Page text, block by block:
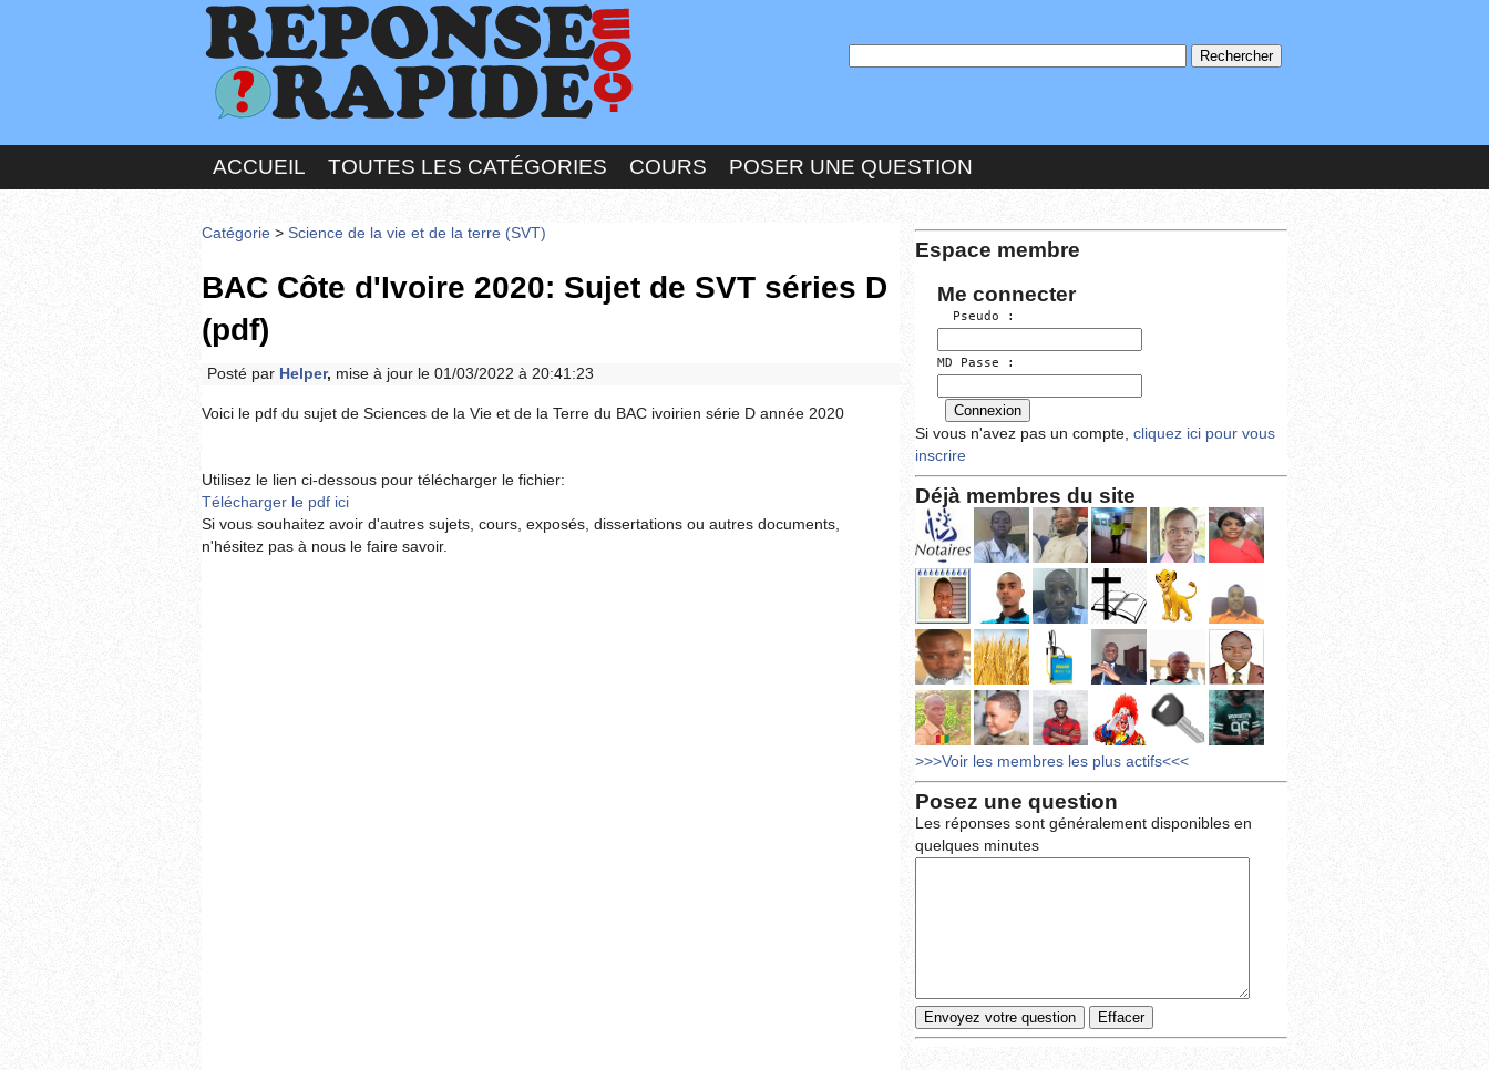
ACCUEIL TOUTES LES CATÉGORIES COURS POSER UNE QUESTION
Catégorie > Science de la vie et de la terre (SVT)
BAC Côte d'Ivoire 2020: Sujet de SVT séries D
(pdf)
Posté par Helper, mise à jour le 01/03/2022 à 20:41:23
Voici le pdf du sujet de Sciences de la Vie et de la Terre du BAC ivoirien série D année 2020
Utilisez le lien ci-dessous pour télécharger le fichier:
Télécharger le pdf ici
Si vous souhaitez avoir d'autres sujets, cours, exposés, dissertations ou autres documents,
n'hésitez pas à nous le faire savoir.
Espace membre
Me connecter
  Pseudo :
MD Passe :
Si vous n'avez pas un compte, cliquez ici pour vous
inscrire
Déjà membres du site
>>>Voir les membres les plus actifs<<<
Posez une question
Les réponses sont généralement disponibles en
quelques minutes